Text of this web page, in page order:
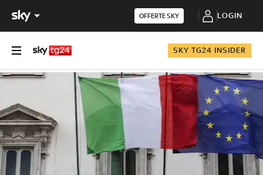
OFFERTE SKY LOGIN
SKY TG24 INSIDER